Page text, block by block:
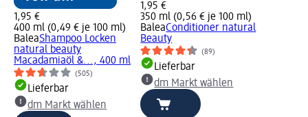
1,95 €
400 ml (0,49 € je 100 ml)
BaleaShampoo Locken
natural beauty
Macadamiaöl &..., 400 ml
(505)
Lieferbar
dm Markt wählen
1,95 €
350 ml (0,56 € je 100 ml)
BaleaConditioner natural
Beauty
(89)
Lieferbar
dm Markt wählen